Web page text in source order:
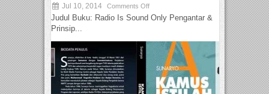
Jul 10, 2014 Comments Off
Judul Buku: Radio Is Sound Only Pengantar &
Prinsip...